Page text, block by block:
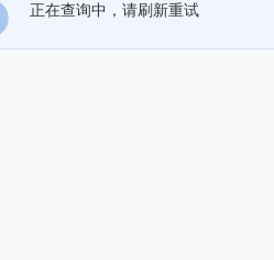
正在查询中，请刷新重试